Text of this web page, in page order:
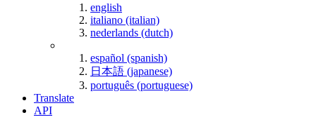
english
italiano (italian)
nederlands (dutch)
español (spanish)
日本語 (japanese)
português (portuguese)
Translate
API